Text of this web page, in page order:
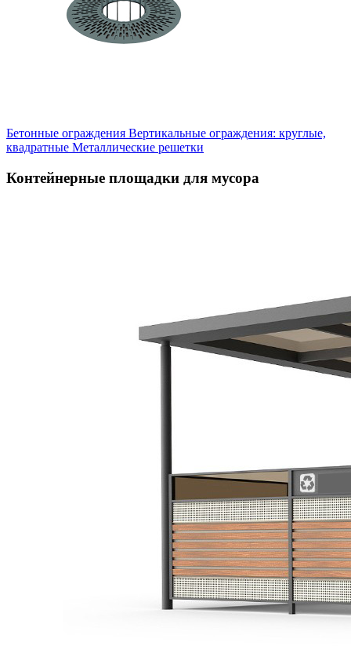
Бетонные ограждения Вертикальные ограждения: круглые,
квадратные Металлические решетки
Контейнерные площадки для мусора